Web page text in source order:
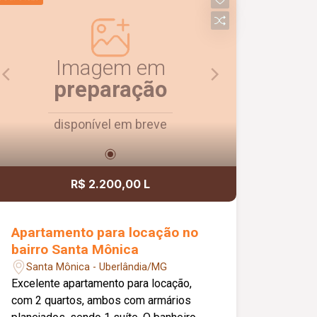
Imagem em
preparação
disponível em breve
R$ 2.200,00 L
Apartamento para locação no
bairro Santa Mônica
Santa Mônica - Uberlândia/MG
Excelente apartamento para locação,
com 2 quartos, ambos com armários